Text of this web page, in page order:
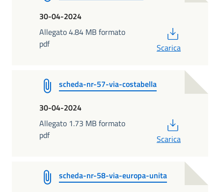
30-04-2024
Allegato 4.84 MB formato
pdf
Scarica
scheda-nr-57-via-costabella
30-04-2024
Allegato 1.73 MB formato
pdf
Scarica
scheda-nr-58-via-europa-unita